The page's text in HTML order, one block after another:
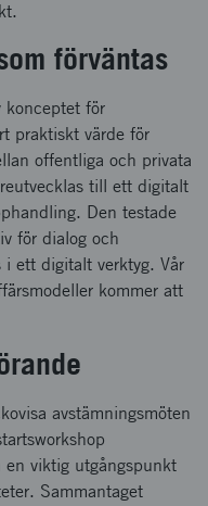
förväntas
konceptet för
praktiskt värde för
offentliga och privata
till ett digitalt
Den testade
för dialog och
i ett digitalt verktyg. Vår
kommer att
avstämningsmöten
en viktig utgångspunkt
Sammantaget